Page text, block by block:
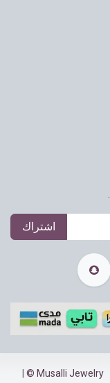
اشتراك
Musalli Jewelry ©